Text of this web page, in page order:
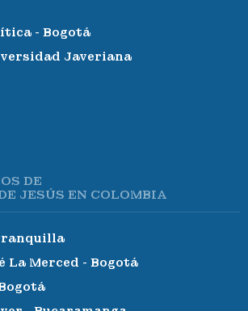
- Bogotá
Javeriana
DE
JESÚS EN COLOMBIA
La Merced - Bogotá